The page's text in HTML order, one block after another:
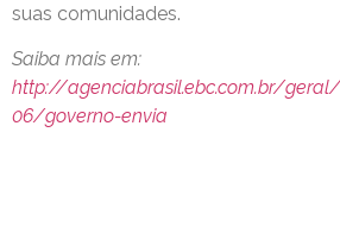
suas comunidades.
Saiba mais em:
http://agenciabrasil.ebc.com.br/
06/governo-envia